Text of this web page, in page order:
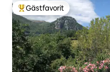
Populär gästfavorit
Gästfavorit